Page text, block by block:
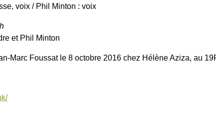
voix / Phil Minton : voix
et Phil Minton
Marc Foussat le 8 octobre 2016 chez Hélène Aziza, au